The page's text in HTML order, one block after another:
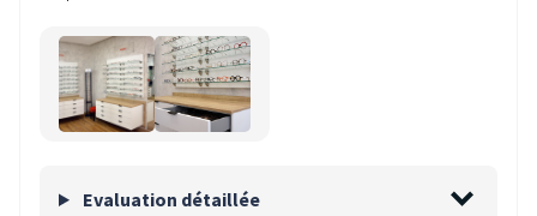
Evaluation détaillée